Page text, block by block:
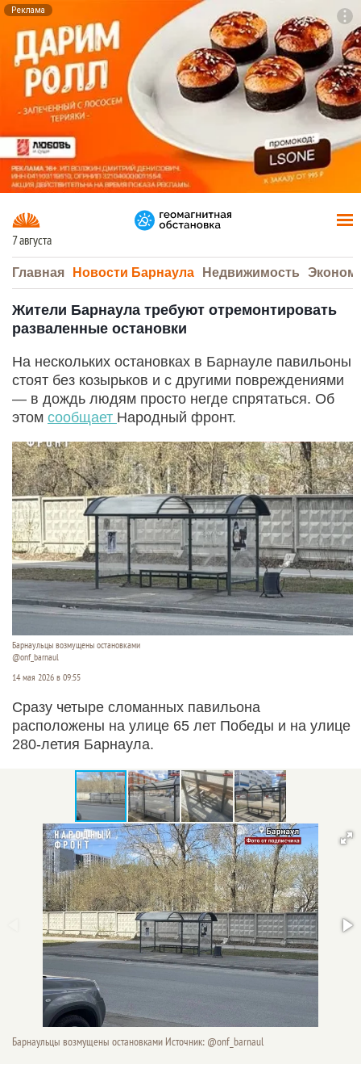
Реклама
7 августа
Главная Новости Барнаула Недвижимость
Жители Барнаула требуют отремонтировать
разваленные остановки
На нескольких остановках в Барнауле павильоны
стоят без козырьков и с другими повреждениями
— в дождь людям просто негде спрятаться. Об
этом сообщает Народный фронт.
Барнаульцы возмущены остановками
@onf_barnaul
14 мая 2026 в 09:55
Сразу четыре сломанных павильона
расположены на улице 65 лет Победы и на улице
280-летия Барнаула.
Барнаульцы возмущены остановками Источник: @onf_barnaul